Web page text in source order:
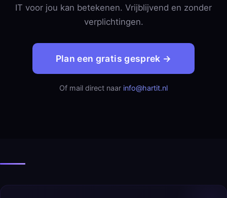
IT voor jou kan betekenen. Vrijblijvend en zonder
verplichtingen.
Plan een gratis gesprek →
Of mail direct naar info@hartit.nl